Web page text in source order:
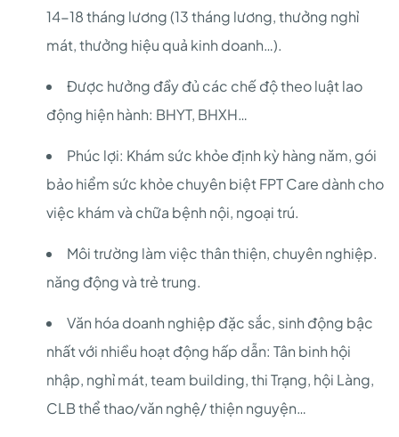
14-18 tháng lương (13 tháng lương, thưởng nghỉ
mát, thưởng hiệu quả kinh doanh…).
Được hưởng đầy đủ các chế độ theo luật lao
động hiện hành: BHYT, BHXH…
Phúc lợi: Khám sức khỏe định kỳ hàng năm, gói
bảo hiểm sức khỏe chuyên biệt FPT Care dành cho
việc khám và chữa bệnh nội, ngoại trú.
Môi trường làm việc thân thiện, chuyên nghiệp.
năng động và trẻ trung.
Văn hóa doanh nghiệp đặc sắc, sinh động bậc
nhất với nhiều hoạt động hấp dẫn: Tân binh hội
nhập, nghỉ mát, team building, thi Trạng, hội Làng,
CLB thể thao/văn nghệ/ thiện nguyện…